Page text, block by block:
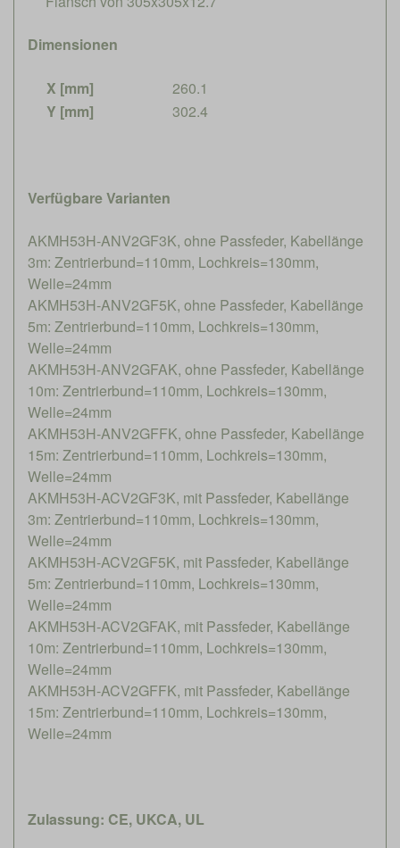
Dimensionen
X [mm]
260.1
Y [mm]
302.4
Verfügbare Varianten
AKMH53H-ANV2GF3K, ohne Passfeder, Kabellänge
3m: Zentrierbund=110mm, Lochkreis=130mm,
Welle=24mm
AKMH53H-ANV2GF5K, ohne Passfeder, Kabellänge
5m: Zentrierbund=110mm, Lochkreis=130mm,
Welle=24mm
AKMH53H-ANV2GFAK, ohne Passfeder, Kabellänge
10m: Zentrierbund=110mm, Lochkreis=130mm,
Welle=24mm
AKMH53H-ANV2GFFK, ohne Passfeder, Kabellänge
15m: Zentrierbund=110mm, Lochkreis=130mm,
Welle=24mm
AKMH53H-ACV2GF3K, mit Passfeder, Kabellänge
3m: Zentrierbund=110mm, Lochkreis=130mm,
Welle=24mm
AKMH53H-ACV2GF5K, mit Passfeder, Kabellänge
5m: Zentrierbund=110mm, Lochkreis=130mm,
Welle=24mm
AKMH53H-ACV2GFAK, mit Passfeder, Kabellänge
10m: Zentrierbund=110mm, Lochkreis=130mm,
Welle=24mm
AKMH53H-ACV2GFFK, mit Passfeder, Kabellänge
15m: Zentrierbund=110mm, Lochkreis=130mm,
Welle=24mm
Zulassung: CE, UKCA, UL